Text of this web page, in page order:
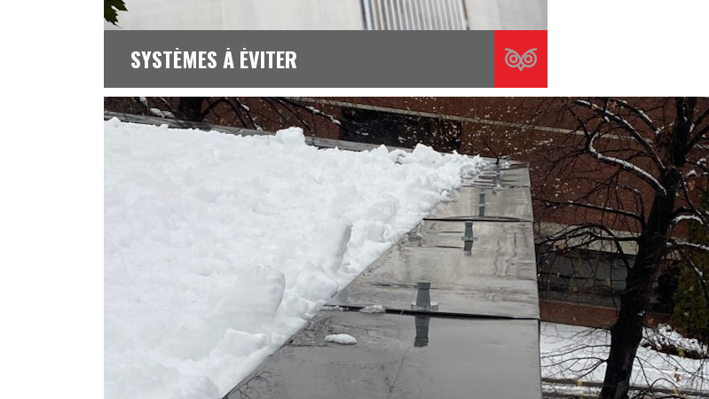
SYSTÈMES À ÉVITER